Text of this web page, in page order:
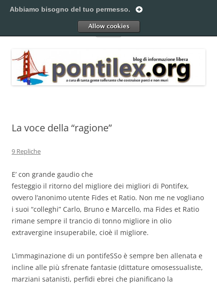
al
Pontilex
Menu
La voce della “ragione”
9 Repliche
E’ con grande gaudio che
festeggio il ritorno del migliore dei migliori di Pontifex,
ovvero l’anonimo utente Fides et Ratio. Non me ne vogliano
i suoi “colleghi” Carlo, Bruno e Marcello, ma Fides et Ratio
rimane sempre il trancio di tonno migliore in olio
extravergine insuperabile, cioè il migliore.
L’immaginazione di un pontifeSSo è sempre ben allenata e
incline alle più sfrenate fantasie (dittature omosessualiste,
marziani satanisti, perfidi ebrei che pianificano la
Abbiamo bisogno del tuo permesso.